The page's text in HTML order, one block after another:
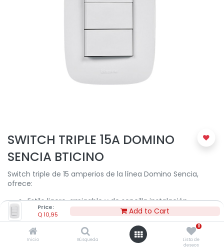
Price:
Q10,95 Add to Cart
Inicio Búsqueda
0
Lista de
deseos
SWITCH TRIPLE 15A DOMINO
SENCIA BTICINO
Switch triple de 15 amperios de la línea Domino Sencia,
ofrece:
Estilo ligero, amigable y de sencilla instalación.
Acabado satinado para mayor modernidad.
Teclas anchas para unir ergonomía y estética.
Tornillos largos con puntas planas para fácil
instalación en cajas empotradas.